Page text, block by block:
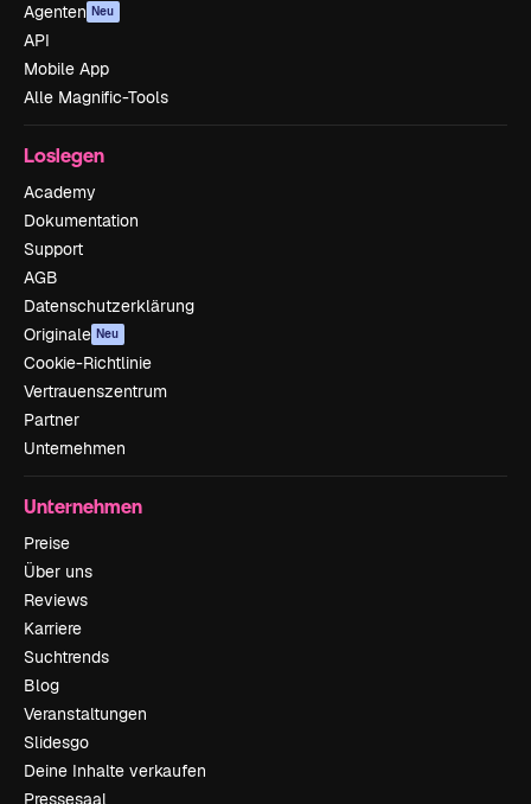
Agenten Neu
API
Mobile App
Alle Magnific-Tools
Loslegen
Academy
Dokumentation
Support
AGB
Datenschutzerklärung
Originale Neu
Cookie-Richtlinie
Vertrauenszentrum
Partner
Unternehmen
Unternehmen
Preise
Über uns
Reviews
Karriere
Suchtrends
Blog
Veranstaltungen
Slidesgo
Deine Inhalte verkaufen
Pressesaal